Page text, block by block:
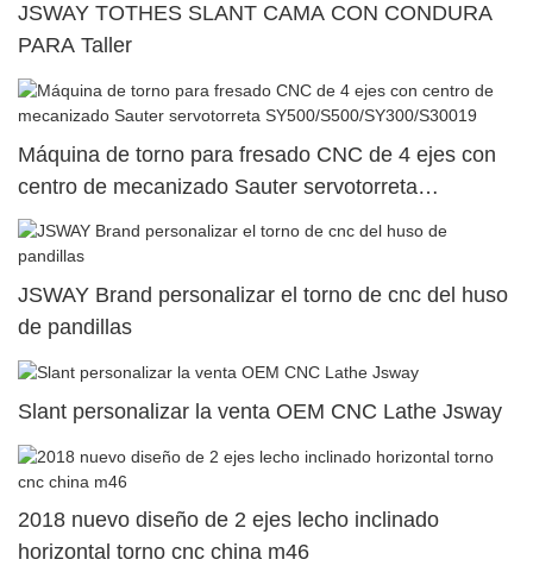
JSWAY TOTHES SLANT CAMA CON CONDURA
PARA Taller
Máquina de torno para fresado CNC de 4 ejes con
centro de mecanizado Sauter servotorreta
SY500/S500/SY300/S30019
JSWAY Brand personalizar el torno de cnc del huso
de pandillas
Slant personalizar la venta OEM CNC Lathe Jsway
2018 nuevo diseño de 2 ejes lecho inclinado
horizontal torno cnc china m46